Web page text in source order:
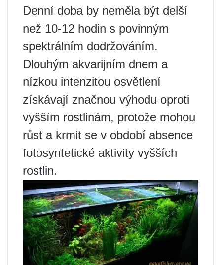
Denní doba by neměla být delší
než 10-12 hodin s povinným
spektrálním dodržováním.
Dlouhým akvarijním dnem a
nízkou intenzitou osvětlení
získávají značnou výhodu oproti
vyšším rostlinám, protože mohou
růst a krmit se v období absence
fotosyntetické aktivity vyšších
rostlin.